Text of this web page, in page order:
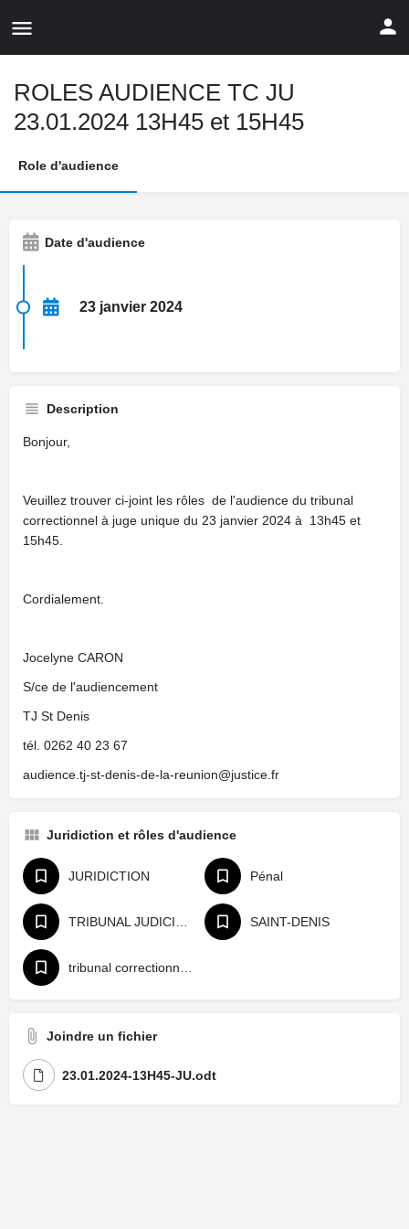
ROLES AUDIENCE TC JU
23.01.2024 13H45 et 15H45
Role d'audience
Date d'audience
23 janvier 2024
Description
Bonjour,
Veuillez trouver ci-joint les rôles de l'audience du tribunal
correctionnel à juge unique du 23 janvier 2024 à 13h45 et
15h45.
Cordialement.
Jocelyne CARON
S/ce de l'audiencement
TJ St Denis
tél. 0262 40 23 67
audience.tj-st-denis-de-la-reunion@justice.fr
Juridiction et rôles d'audience
JURIDICTION Pénal
SAINT-DENIS
Joindre un fichier
23.01.2024-13H45-JU.odt